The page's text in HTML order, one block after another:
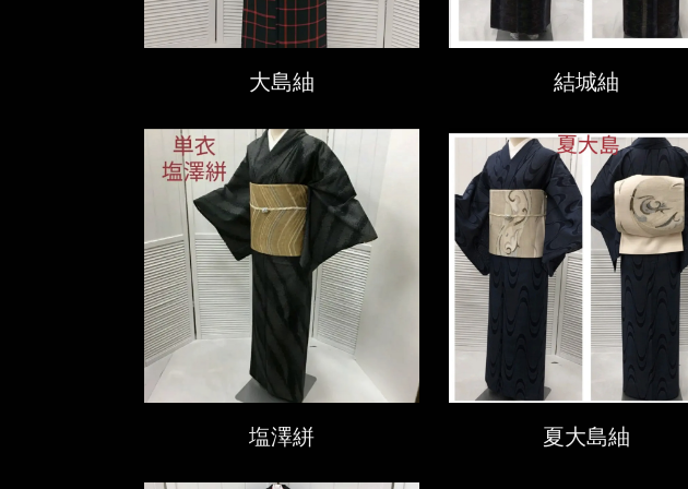
大島紬 結城紬
塩澤絣 夏大島紬